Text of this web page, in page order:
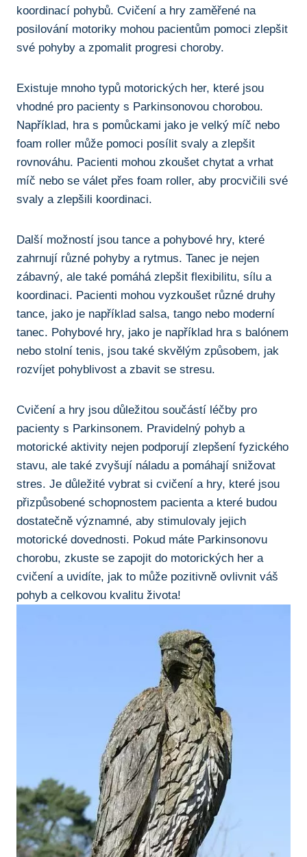
koordinací pohybů. Cvičení a hry zaměřené na
posilování⁤ motoriky mohou pacientům pomoci zlepšit
své pohyby a zpomalit progresi choroby.
Existuje ⁤mnoho typů motorických her, které jsou⁣
vhodné pro​ pacienty s Parkinsonovou chorobou.
Například, hra s pomůckami jako je velký míč nebo​
foam roller může pomoci posílit svaly a zlepšit
rovnováhu. Pacienti mohou zkoušet chytat a vrhat
míč nebo se válet přes ​foam roller, aby procvičili své
svaly a zlepšili koordinaci.
Další ⁢možností jsou tance a pohybové hry, které
zahrnují různé pohyby⁢ a rytmus. Tanec je​ nejen
zábavný, ale také pomáhá zlepšit flexibilitu, sílu a
koordinaci. Pacienti ⁢mohou vyzkoušet různé druhy
tance, jako je například salsa, tango nebo moderní
tanec. ‌Pohybové hry, jako je například hra s balónem
‍nebo stolní tenis, jsou ⁣také skvělým způsobem, jak
rozvíjet pohyblivost a zbavit se stresu.
Cvičení a hry jsou⁢ důležitou součástí léčby‍ pro
pacienty s Parkinsonem. Pravidelný pohyb a
motorické aktivity nejen​ podporují zlepšení fyzického
stavu, ale také ⁣zvyšují náladu a pomáhají ‌snižovat
stres. Je důležité vybrat⁣ si cvičení a ⁣hry, které jsou
přizpůsobené schopnostem pacienta⁣ a které budou
dostatečně významné, ‍aby stimulovaly jejich
motorické dovednosti. Pokud máte Parkinsonovu
chorobu, zkuste se zapojit do motorických her a
cvičení a uvidíte,⁢ jak to může pozitivně ovlivnit váš
pohyb ⁣a celkovou kvalitu života!